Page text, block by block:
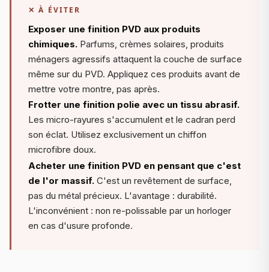
✕ À ÉVITER
Exposer une finition PVD aux produits
chimiques. Parfums, crèmes solaires, produits
ménagers agressifs attaquent la couche de surface
même sur du PVD. Appliquez ces produits avant de
mettre votre montre, pas après.
Frotter une finition polie avec un tissu abrasif.
Les micro-rayures s'accumulent et le cadran perd
son éclat. Utilisez exclusivement un chiffon
microfibre doux.
Acheter une finition PVD en pensant que c'est
de l'or massif. C'est un revêtement de surface,
pas du métal précieux. L'avantage : durabilité.
L'inconvénient : non re-polissable par un horloger
en cas d'usure profonde.